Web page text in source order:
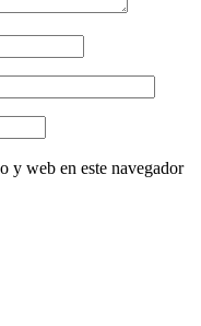
y web en este navegador